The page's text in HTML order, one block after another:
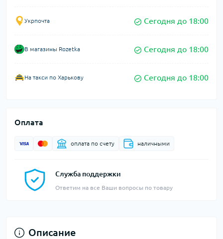
Укрпочта Сегодня до 18:00
В магазины Rozetka Сегодня до 18:00
На такси по Харькову Сегодня до 18:00
Оплата
оплата по счету наличными
Служба поддержки
Ответим на все Ваши вопросы по товару
Описание